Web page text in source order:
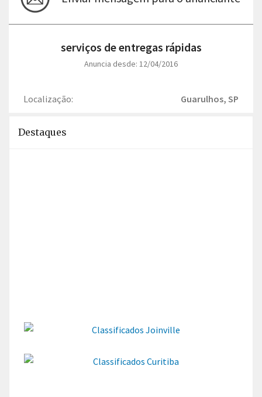
serviços de entregas rápidas
Anuncia desde: 12/04/2016
Localização: Guarulhos, SP
Destaques